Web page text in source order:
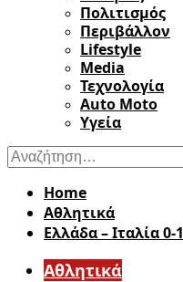
Πολιτισμός
Περιβάλλον
Lifestyle
Media
Τεχνολογία
Auto Moto
Υγεία
Αναζήτηση
για:
Home
Αθλητικά
Ελλάδα – Ιταλία 0-1
Αθλητικά